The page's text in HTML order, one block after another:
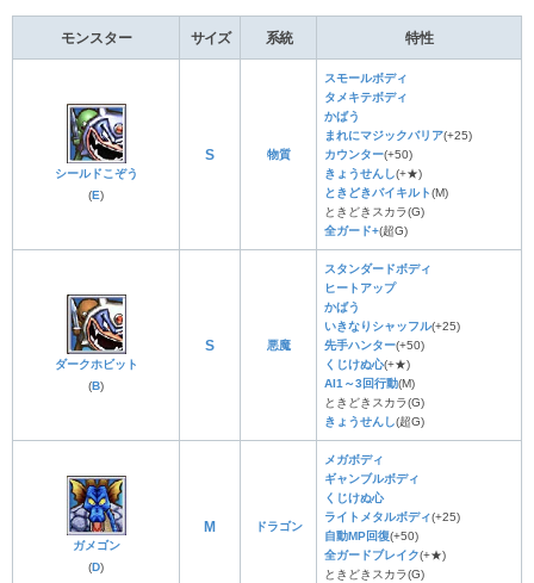
モンスター サイズ 系統 特性
シールドこぞう
(E)
S 物質
スモールボディ
タメキテボディ
かばう
まれにマジックバリア(+25)
カウンター(+50)
きょうせんし(+★)
ときどきバイキルト(M)
ときどきスカラ(G)
全ガード+(超G)
ダークホビット
(B)
S 悪魔
スタンダードボディ
ヒートアップ
かばう
いきなりシャッフル(+25)
先手ハンター(+50)
くじけぬ心(+★)
AI1～3回行動(M)
ときどきスカラ(G)
きょうせんし(超G)
ガメゴン
(D)
M ドラゴン
メガボディ
ギャンブルボディ
くじけぬ心
ライトメタルボディ(+25)
自動MP回復(+50)
全ガードブレイク(+★)
ときどきスカラ(G)